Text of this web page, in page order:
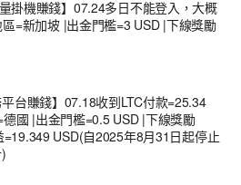
掛機賺錢】07.24多日不能登入，大概
=新加坡 |出金門檻=3 USD |下線獎勵
平台賺錢】07.18收到LTC付款=25.34
國 |出金門檻=0.5 USD |下線獎勵
USD(自2025年8月31日起停止